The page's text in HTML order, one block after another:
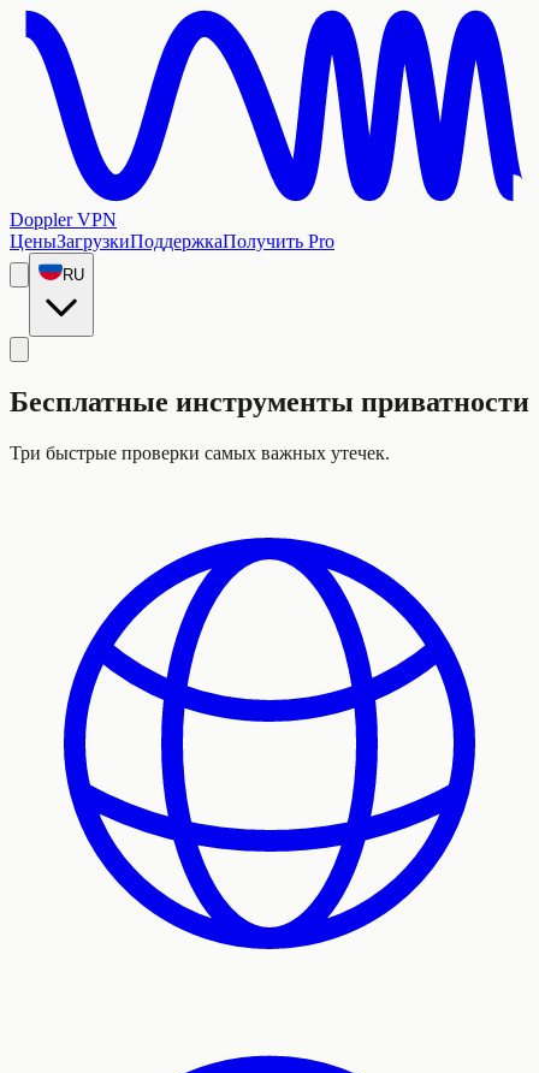
Doppler VPN
ЦеныЗагрузкиПоддержкаПолучить Pro
RU
Бесплатные инструменты приватности
Три быстрые проверки самых важных утечек.